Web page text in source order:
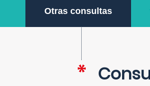
Otras consultas